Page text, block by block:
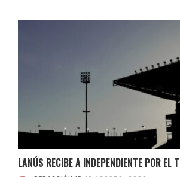
LANÚS RECIBE A INDEPENDIENTE POR EL